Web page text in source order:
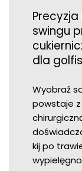
swingu
dla
Wyobraź
powstaje
kij po